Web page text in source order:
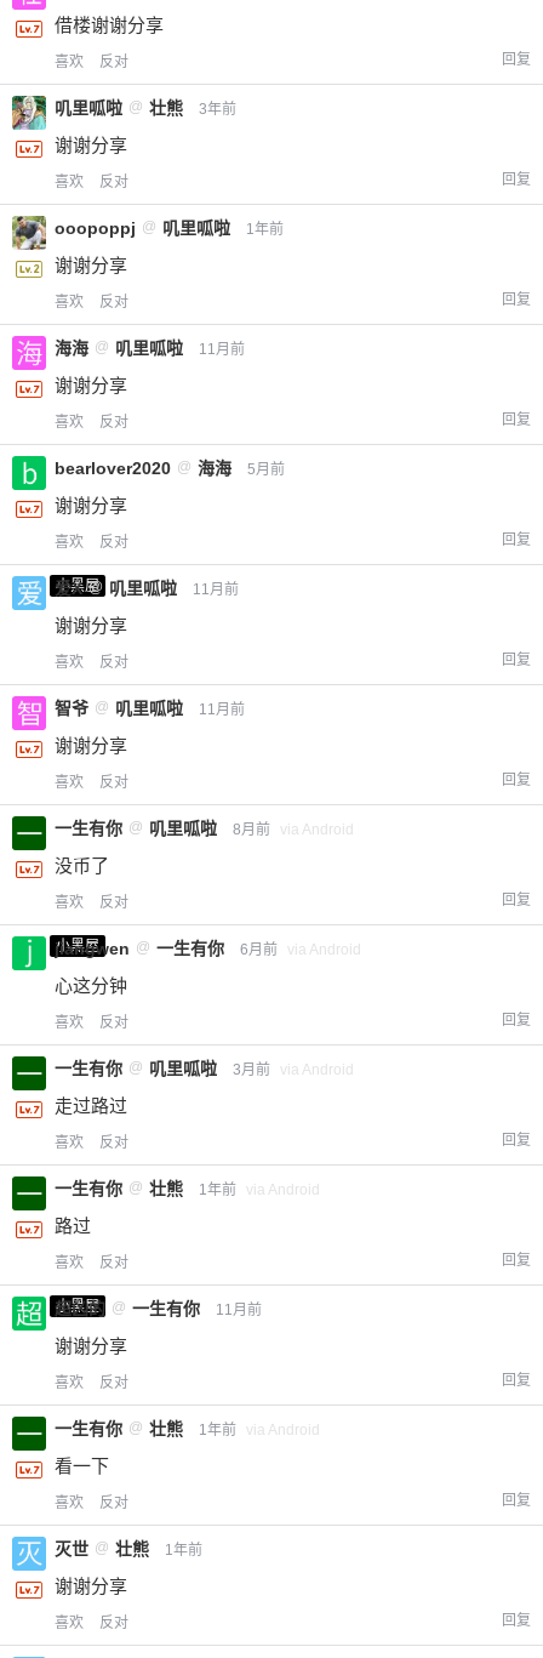
借楼谢谢分享
喜欢 反对 回复
叽里呱啦 @ 壮熊 3年前
谢谢分享
喜欢 反对 回复
ooopoppj @ 叽里呱啦 1年前
谢谢分享
喜欢 反对 回复
海海 @ 叽里呱啦 11月前
谢谢分享
喜欢 反对 回复
bearlover2020 @ 海海 5月前
谢谢分享
喜欢 反对 回复
小黑屋
爱X @ 叽里呱啦 11月前
谢谢分享
喜欢 反对 回复
智爷 @ 叽里呱啦 11月前
谢谢分享
喜欢 反对 回复
一生有你 @ 叽里呱啦 8月前 via Android
没币了
喜欢 反对 回复
小黑屋
jiangwen @ 一生有你 6月前 via Android
心这分钟
喜欢 反对 回复
一生有你 @ 叽里呱啦 3月前 via Android
走过路过
喜欢 反对 回复
一生有你 @ 壮熊 1年前 via Android
路过
喜欢 反对 回复
小黑屋
超凶的 @ 一生有你 11月前
谢谢分享
喜欢 反对 回复
一生有你 @ 壮熊 1年前 via Android
看一下
喜欢 反对 回复
灭世 @ 壮熊 1年前
谢谢分享
喜欢 反对 回复